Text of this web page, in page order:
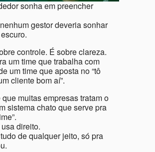
sonha em preencher
gestor deveria sonhar
controle. É sobre clareza.
um time que trabalha com
um time que aposta no “tô
cliente bom aí”.
muitas empresas tratam o
sistema chato que serve pra
direito.
de qualquer jeito, só pra